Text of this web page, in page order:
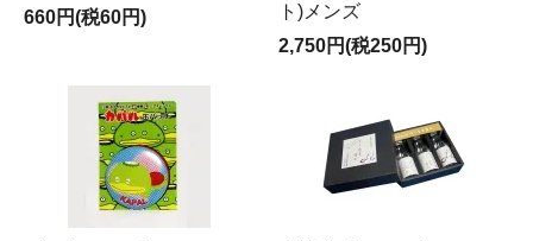
660円(税60円)
ト)メンズ
2,750円(税250円)